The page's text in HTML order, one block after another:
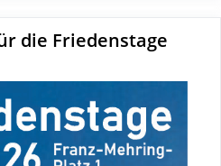
die Friedenstage